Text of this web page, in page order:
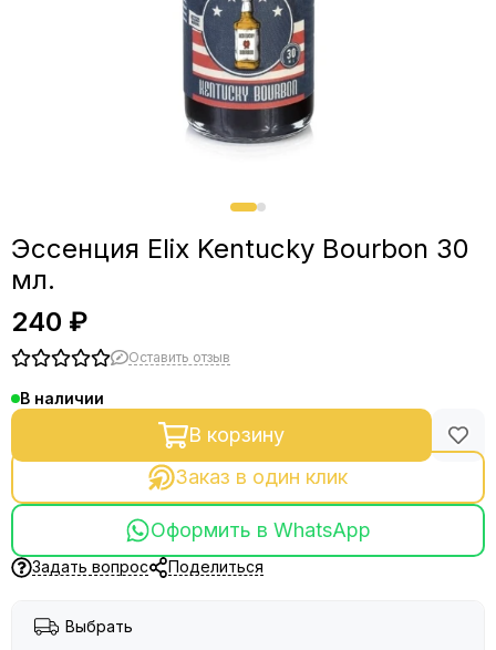
Эссенция Elix Kentucky Bourbon 30
мл.
240 ₽
Оставить отзыв
В наличии
В корзину
Заказ в один клик
Оформить в WhatsApp
Задать вопрос Поделиться
Выбрать